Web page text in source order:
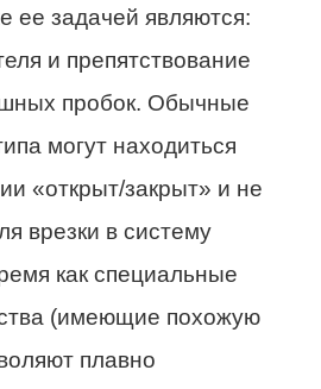
ее задачей являются:
и препятствование
пробок. Обычные
могут находиться
«открыт/закрыт» и не
врезки в систему
как специальные
(имеющие похожую
плавно